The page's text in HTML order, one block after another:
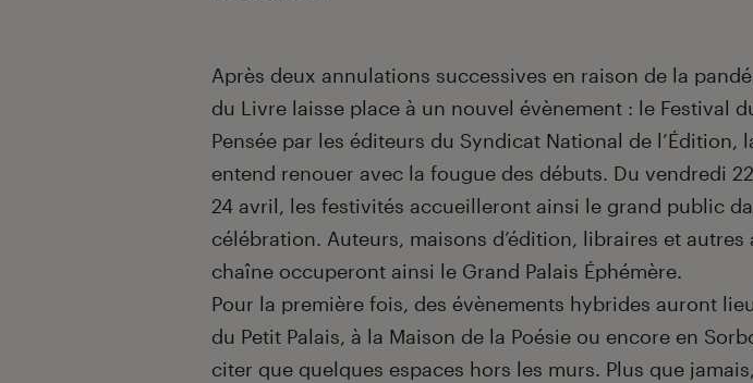
Introduction
Après deux annulations successives en raison de la
du Livre laisse place à un nouvel évènement : le Festival
Pensée par les éditeurs du Syndicat National de l’Édition,
entend renouer avec la fougue des débuts. Du vendredi
24 avril, les festivités accueilleront ainsi le grand public
célébration. Auteurs, maisons d’édition, libraires et autres
chaîne occuperont ainsi le Grand Palais Éphémère.
Pour la première fois, des évènements hybrides auront
du Petit Palais, à la Maison de la Poésie ou encore en
citer que quelques espaces hors les murs. Plus que